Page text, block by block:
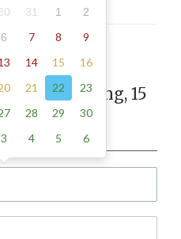
Anordnung, 15
31 1
2
6 7 8
9
14 15
16
21 22
23
28 29
30
3 4 5 6